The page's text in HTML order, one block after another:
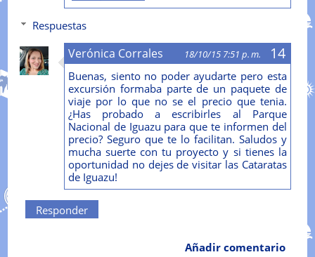
Respuestas
Verónica Corrales 18/10/15 7:51 p. m.
Buenas, siento no poder ayudarte pero esta
excursión formaba parte de un paquete de
viaje por lo que no se el precio que tenia.
¿Has probado a escribirles al Parque
Nacional de Iguazu para que te informen del
precio? Seguro que te lo facilitan. Saludos y
mucha suerte con tu proyecto y si tienes la
oportunidad no dejes de visitar las Cataratas
de Iguazu!
Responder
Añadir comentario